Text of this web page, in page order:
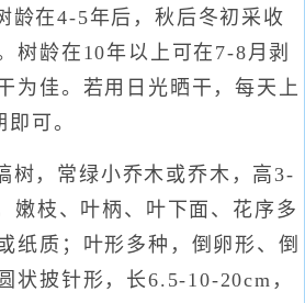
龄在4-5年后，秋后冬初采收
树龄在10年以上可在7-8月剥
为佳。若用日光晒干，每天上
可。
树，常绿小乔木或乔木，高3-
嫩枝、叶柄、叶下面、花序多
纸质；叶形多种，倒卵形、倒
状披针形，长6.5-10-20cm，